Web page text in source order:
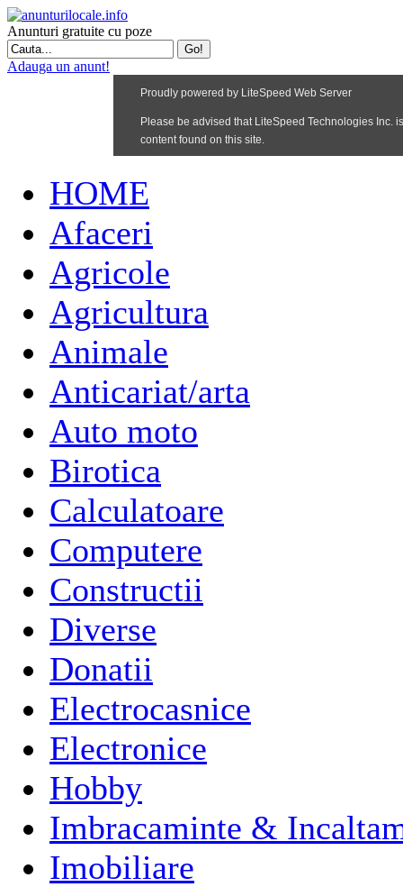
Anunturi gratuite cu poze
Adauga un anunt!
HOME
Afaceri
Agricole
Agricultura
Animale
Anticariat/arta
Auto moto
Birotica
Calculatoare
Computere
Constructii
Diverse
Donatii
Electrocasnice
Electronice
Hobby
Imbracaminte &
Imobiliare